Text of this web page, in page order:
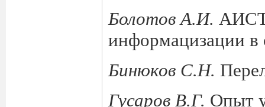
Болотов А.И. АИСТ
информацизации в
Бинюков С.Н.
Гусаров В.Г. Опыт